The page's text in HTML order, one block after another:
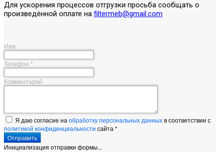
Для ускорения процессов отгрузки просьба сообщать о
произведённой оплате на filtermeb@gmail.com
Имя
Телефон *
Комментарий
Я даю согласие на обработку персональных данныхв соответствии с
политикой конфиденциальности сайта *
Отправить
Инициализация отправки формы...